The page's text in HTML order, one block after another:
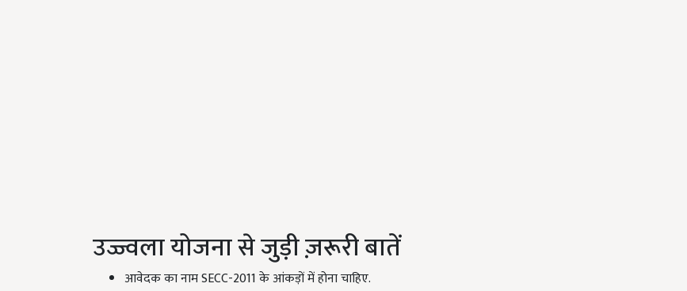
उज्ज्वला योजना से जुड़ी ज़रूरी बातें
आवेदक का नाम SECC-2011 के आंकड़ों में होना चाहिए.